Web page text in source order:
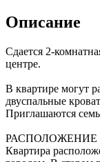
Описание
Сдается 2-
центре.
В квартире могут
двуспальные
Приглашаются
РАСПОЛОЖЕНИЕ
Квартира